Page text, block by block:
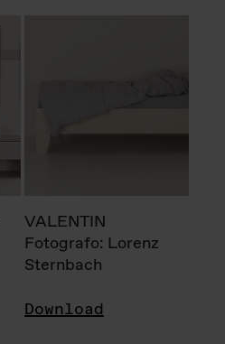
VALENTIN
Fotografo: Lorenz
Sternbach
Download